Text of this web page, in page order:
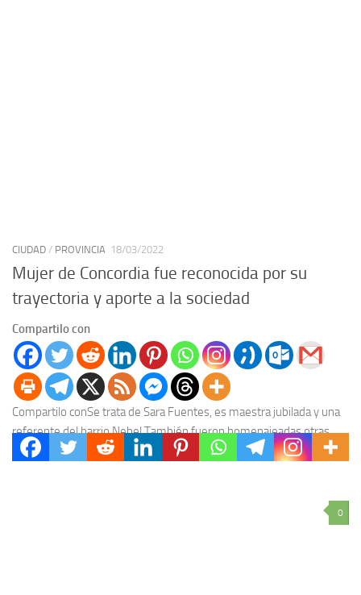
CIUDAD / PROVINCIA 18/03/2022
Mujer de Concordia fue reconocida por su
trayectoria y aporte a la sociedad
Compartilo con
Compartilo conSe trata de Sara Fuentes, es maestra jubilada y una
referente del barrio Nebel.También fueron homenajeadas otras
cuatro entrerrianas: de Colón, Gualeguaychú, Pronunciamiento y...
0